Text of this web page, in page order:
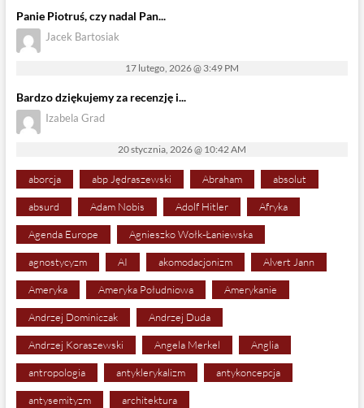
Panie Piotruś, czy nadal Pan...
Jacek Bartosiak
17 lutego, 2026 @ 3:49 PM
Bardzo dziękujemy za recenzję i...
Izabela Grad
20 stycznia, 2026 @ 10:42 AM
aborcja abp Jędraszewski Abraham absolut
absurd Adam Nobis Adolf Hitler Afryka
Agenda Europe Agnieszko Wołk-Łaniewska
agnostycyzm AI akomodacjonizm Alvert Jann
Ameryka Ameryka Południowa Amerykanie
Andrzej Dominiczak Andrzej Duda
Andrzej Koraszewski Angela Merkel Anglia
antropologia antyklerykalizm antykoncepcja
antysemityzm architektura